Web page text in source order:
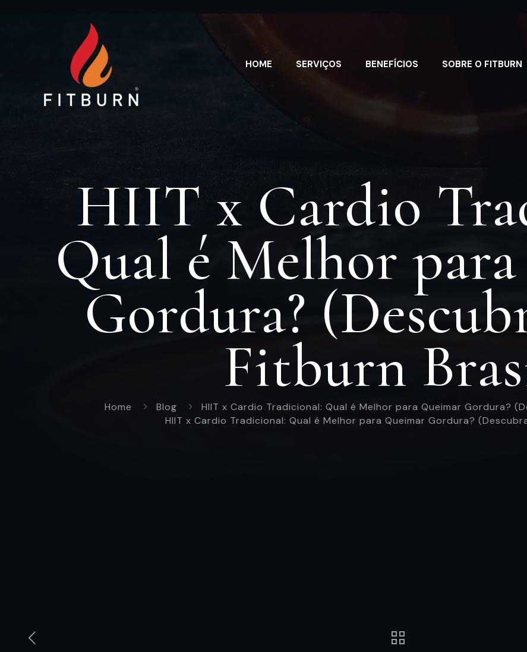
HOME SERVIÇOS BENEFÍCIOS SOBRE O FITBURN
HIIT x Cardio
Qual é Melhor
Gordura?
Fitburn
Home Blog
HIIT x Cardio Tradicional: Qual é Melhor para Queimar Gordura?
HIIT x Cardio Tradicional: Qual é Melhor para Queimar Gordura?